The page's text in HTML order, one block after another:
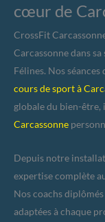
cœur de
CrossFit
Carcassonne dans
Félines. Nos
cours de sport à
globale du bien-
Carcassonne
Depuis notre
expertise complète
Nos coachs
adaptées à chaque